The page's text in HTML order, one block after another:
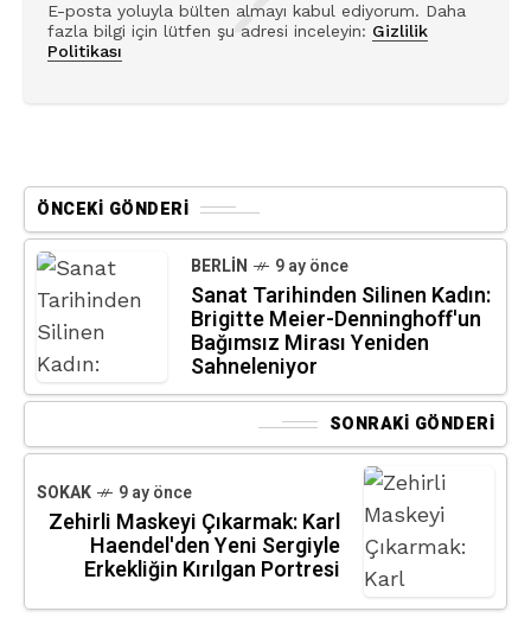
E-posta yoluyla bülten almayı kabul ediyorum. Daha
fazla bilgi için lütfen şu adresi inceleyin: Gizlilik
Politikası
ÖNCEKI GÖNDERI
BERLIN 9 ay önce
Sanat Tarihinden Silinen Kadın:
Brigitte Meier-Denninghoff'un
Bağımsız Mirası Yeniden
Sahneleniyor
SONRAKI GÖNDERI
SOKAK 9 ay önce
Zehirli Maskeyi Çıkarmak: Karl
Haendel'den Yeni Sergiyle
Erkekliğin Kırılgan Portresi